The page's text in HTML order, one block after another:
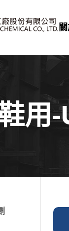
用